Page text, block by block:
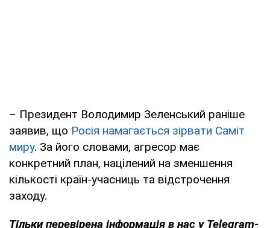
– Президент Володимир Зеленський раніше
заявив, що Росія намагається зірвати Саміт
миру. За його словами, агресор має
конкретний план, націлений на зменшення
кількості країн-учасниць та відстрочення
заходу.
Тільки перевірена інформація в нас у Telegram-